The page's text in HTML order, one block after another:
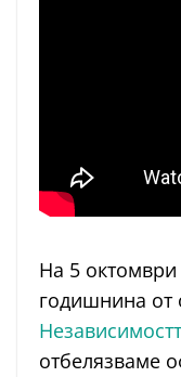
На 5
годишнина от
отбелязваме